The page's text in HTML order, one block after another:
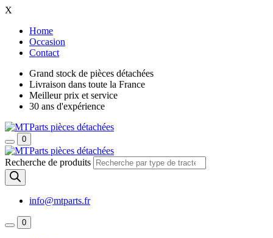
X
Home
Occasion
Contact
Grand stock de pièces détachées
Livraison dans toute la France
Meilleur prix et service
30 ans d'expérience
0
Recherche de produits
info@mtparts.fr
0